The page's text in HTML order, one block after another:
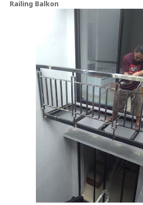
Railing Balkon